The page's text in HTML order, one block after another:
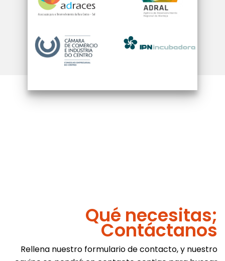
Qué necesitas;
Contáctanos
Rellena nuestro formulario de contacto, y nuestro